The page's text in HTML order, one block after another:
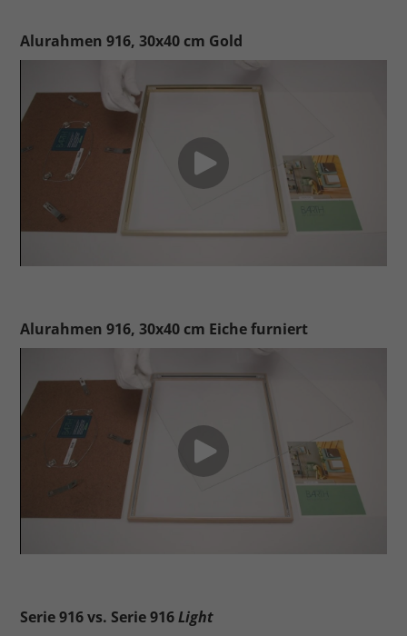
Alurahmen 916, 30x40 cm Gold
Alurahmen 916, 30x40 cm Eiche furniert
Serie 916 vs. Serie 916Light